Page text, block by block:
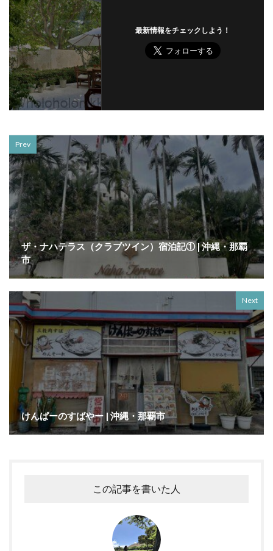
最新情報をチェックしよう！
Prev
ザ・ナハテラス（クラブツイン）宿泊記① | 沖縄・那覇
市
Next
けんぱーのすばやー | 沖縄・那覇市
この記事を書いた人